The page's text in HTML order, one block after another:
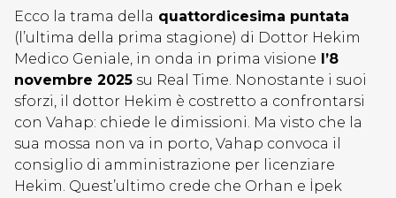
Ecco la trama della quattordicesima puntata
(l’ultima della prima stagione) di Dottor Hekim
Medico Geniale, in onda in prima visione l’8
novembre 2025 su Real Time. Nonostante i suoi
sforzi, il dottor Hekim è costretto a confrontarsi
con Vahap: chiede le dimissioni. Ma visto che la
sua mossa non va in porto, Vahap convoca il
consiglio di amministrazione per licenziare
Hekim. Quest’ultimo crede che Orhan e İpek